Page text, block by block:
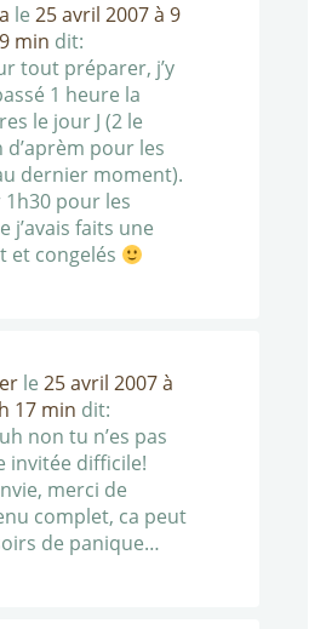
le 25 avril 2007 à 9
min dit:
tout préparer, j’y
1 heure la
le jour J (2 le
pour les
dernier moment).
pour les
j’avais faits une
et congelés
le 25 avril 2007 à
17 min dit:
non tu n’es pas
invitée difficile!
merci de
complet, ca peut
de panique…